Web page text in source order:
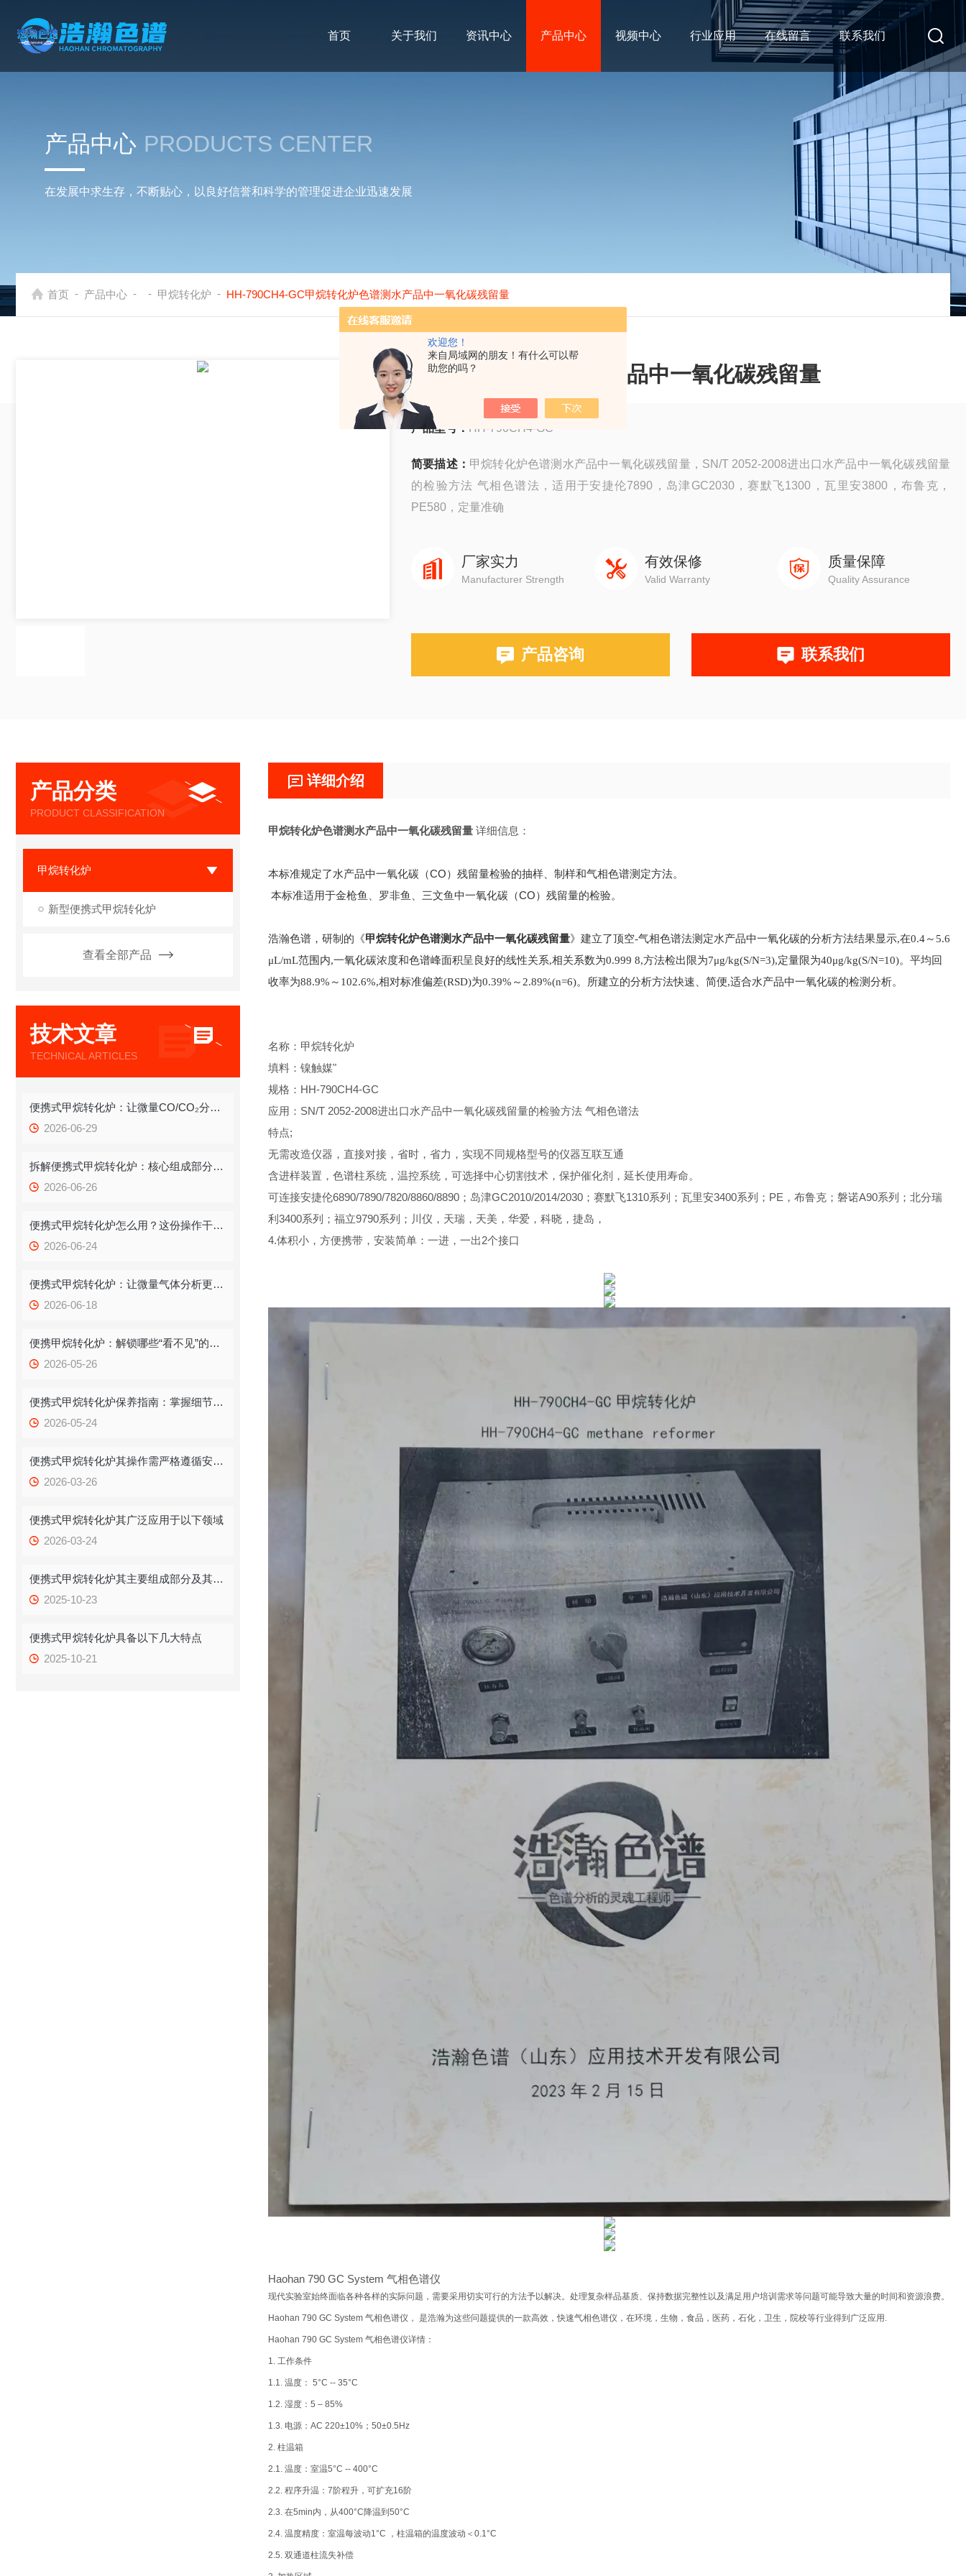
欢迎您！
来自局域网的朋友！有什么可以帮
助您的吗？
首页 关于我们 资讯中心 产品中心 视频中心 行业应用 在线留言 联系我们
产品中心 PRODUCTS CENTER
在发展中求生存，不断贴心，以良好信誉和科学的管理促进企业迅速发展
首页 - 产品中心 - - 甲烷转化炉 - HH-790CH4-GC甲烷转化炉色谱测水产品中一氧化碳残留量
甲烷转化炉色谱测水产品中一氧化碳残留量
产品型号： HH-790CH4-GC
简要描述： 甲烷转化炉色谱测水产品中一氧化碳残留量，SN/T 2052-2008进出口水产品中一氧化碳残留量
的检验方法 气相色谱法，适用于安捷伦7890，岛津GC2030，赛默飞1300，瓦里安3800，布鲁克，
PE580，定量准确
厂家实力
Manufacturer Strength
有效保修
Valid Warranty
质量保障
Quality Assurance
产品咨询 联系我们
产品分类
PRODUCT CLASSIFICATION
甲烷转化炉
新型便携式甲烷转化炉
查看全部产品
技术文章
TECHNICAL ARTICLES
便携式甲烷转化炉：让微量CO/CO₂分析告别“大动干戈”
2026-06-29
拆解便携式甲烷转化炉：核心组成部分藏着哪些运行密码？
2026-06-26
便携式甲烷转化炉怎么用？这份操作干货，新手也能快速拿捏
2026-06-24
便携式甲烷转化炉：让微量气体分析更高效、更灵活
2026-06-18
便携甲烷转化炉：解锁哪些“看不见”的多元应用场景？
2026-05-26
便携式甲烷转化炉保养指南：掌握细节，让设备稳定“在线”
2026-05-24
便携式甲烷转化炉其操作需严格遵循安全与规范流程
2026-03-26
便携式甲烷转化炉其广泛应用于以下领域
2026-03-24
便携式甲烷转化炉其主要组成部分及其功能如下
2025-10-23
便携式甲烷转化炉具备以下几大特点
2025-10-21
详细介绍
甲烷转化炉色谱测水产品中一氧化碳残留量 详细信息：
本标准规定了水产品中一氧化碳（CO）残留量检验的抽样、制样和气相色谱测定方法。
本标准适用于金枪鱼、罗非鱼、三文鱼中一氧化碳（CO）残留量的检验。
浩瀚色谱，研制的《甲烷转化炉色谱测水产品中一氧化碳残留量》 建立了顶空-气相色谱法测定水产品中一氧化碳的分析方法结果显示,在0.4～5.6
μL/mL范围内,一氧化碳浓度和色谱峰面积呈良好的线性关系,相关系数为0.999 8,方法检出限为7μg/kg(S/N=3),定量限为40μg/kg(S/N=10)。平均回
收率为88.9%～102.6%,相对标准偏差(RSD)为0.39%～2.89%(n=6)。所建立的分析方法快速、简便,适合水产品中一氧化碳的检测分析。
名称：甲烷转化炉
填料：镍触媒"
规格：HH-790CH4-GC
应用：SN/T 2052-2008进出口水产品中一氧化碳残留量的检验方法 气相色谱法
特点;
无需改造仪器，直接对接，省时，省力，实现不同规格型号的仪器互联互通
含进样装置，色谱柱系统，温控系统，可选择中心切割技术，保护催化剂，延长使用寿命。
可连接安捷伦6890/7890/7820/8860/8890；岛津GC2010/2014/2030；赛默飞1310系列；瓦里安3400系列；PE，布鲁克；磐诺A90系列；北分瑞
利3400系列；福立9790系列；川仪，天瑞，天美，华爱，科晓，捷岛，
4.体积小，方便携带，安装简单：一进，一出2个接口
Haohan 790 GC System 气相色谱仪
现代实验室始终面临各种各样的实际问题，需要采用切实可行的方法予以解决。处理复杂样品基质、保持数据完整性以及满足用户培训需求等问题可能导致大量的时间和资源浪费。
Haohan 790 GC System 气相色谱仪， 是浩瀚为这些问题提供的一款高效，快速气相色谱仪，在环境，生物，食品，医药，石化，卫生，院校等行业得到广泛应用.
Haohan 790 GC System 气相色谱仪详情：
1. 工作条件
1.1. 温度： 5°C -- 35°C
1.2. 湿度：5 – 85%
1.3. 电源：AC 220±10%；50±0.5Hz
2. 柱温箱
2.1. 温度：室温5°C -- 400°C
2.2. 程序升温：7阶程升，可扩充16阶
2.3. 在5min内，从400°C降温到50°C
2.4. 温度精度：室温每波动1°C ，柱温箱的温度波动＜0.1°C
2.5. 双通道柱流失补偿